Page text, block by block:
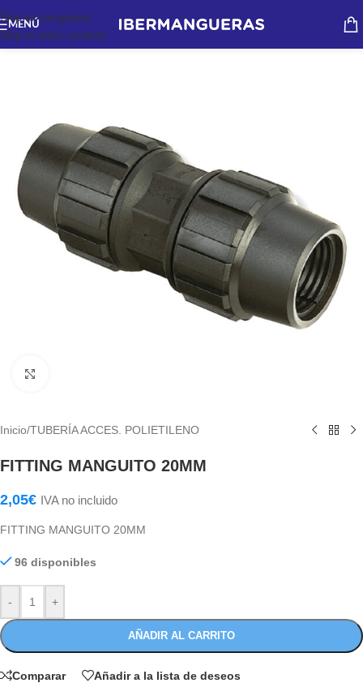
Skip to navigation
Skip to main content
MENÚ
Inicio/TUBERÍA ACCES. POLIETILENO
FITTING MANGUITO 20MM
2,05€ IVA no incluido
FITTING MANGUITO 20MM
96 disponibles
- +
AÑADIR AL CARRITO
Comparar Añadir a la lista de deseos